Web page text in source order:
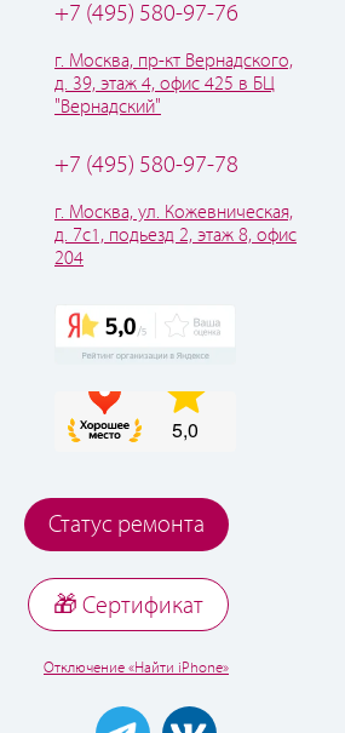
+7 (495) 580-97-76
г. Москва, пр-кт Вернадского,
д. 39, этаж 4, офис 425 в БЦ
"Вернадский"
+7 (495) 580-97-78
г. Москва, ул. Кожевническая,
д. 7с1, подьезд 2, этаж 8, офис
204
Статус ремонта
🎁 Cертификат
Отключение «Найти iPhone»